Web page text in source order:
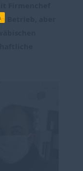
Betrieb, aber